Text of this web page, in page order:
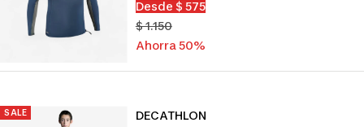
Precio
de
venta
Desde $ 575
Precio
normal
$ 1.150
Ahorra 50%
SALE
DECATHLON